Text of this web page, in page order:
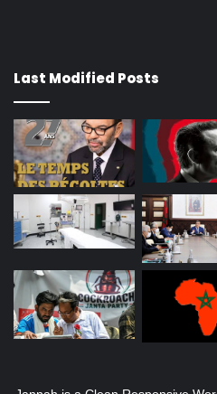
Last Modified Posts